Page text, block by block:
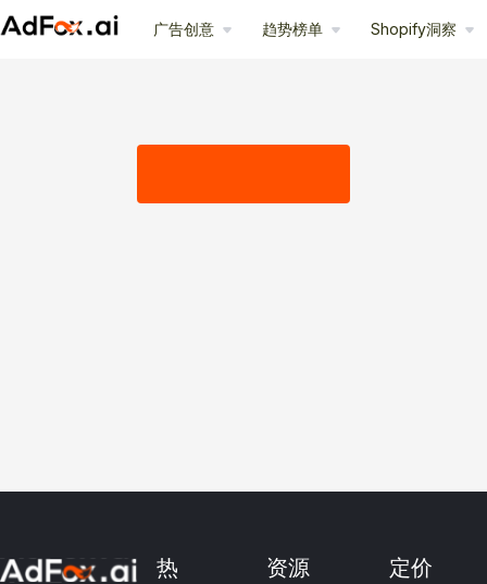
广告创意 趋势榜单 Shopify洞察
热
资源
定价